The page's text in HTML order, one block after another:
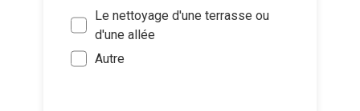
Le nettoyage d'une terrasse ou
d'une allée
Autre